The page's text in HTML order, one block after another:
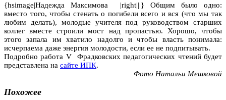
{hsimage|Надежда Максимова |right|||} Общим было одно:
вместо того, чтобы стенать о погибели всего и вся (что мы так
любим делать), молодые учителя под руководством старших
коллег вместе строили мост над пропастью. Хорошо, чтобы
этого запала им хватило надолго и чтобы власть понимала:
исчерпаема даже энергия молодости, если ее не подпитывать.
Подробно работа V Фрадковских педагогических чтений будет
представлена на сайте ИПК.
Фото Натальи Мешковой
Похожее